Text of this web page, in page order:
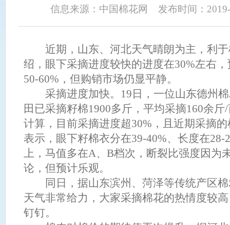
的签订标志着上海国际棉花交易中心在推进全球性纺织商品的交易
服务的影响力与公信力；中期，可与期货平台开展“期现联动&dquo;
立满足货物流、资金流、价格流三大需求的科学合理的大商商品价
决定作用；远期，可依托上海国际金融中心优势，为构建全球商品
军说，报价中心要充分依托上海国际金融中心金融要素高度聚集优
棉花交易中心平台优势，引导要素资源向实体经济集聚；要承担起
合理的定价机制的重任，形成对上海国际大宗商品定价中心战略的
易中心在期现联动与棉花保价服务方面第一家合作期货公司。公司
应市场发展趋势，希望与上海国际棉花交易中心一起充分依托报价
得到共同成长。上海纺织集团不仅在历史上经营纺织原料，而且自
的1/3总量，为贯彻集团“全国布局、海外发展&dquo;战略规划，
占线上纺织原料交易制高点。同时，组建纺织集团新疆分公司、全
幅提升高品质棉花供给能力，逐步形成完整的纺织原料产业服务生
朱勇表示，报价中心揭牌是上海纺织集团百年发展的一个重要节点
向“定价中心&dquo;的转移已成必然选择。
信息来源：中国棉花网 发布时间：
近期，山东、河北天气晴朗为主，利于
绍，眼下采摘进度较快的进度在30%左右
50-60%，但购销市场仍显平静。
采摘进度加快。19日，一位山东德州棉
田已采摘籽棉1900多斤，平均采摘160余
计算，目前采摘进度超30%，且近期采摘
表示，眼下籽棉衣分在39-40%、长度在28-
上，马值多在A、B档次，断裂比强度因为
论，但预计乐观。
同日，据山东滨州、菏泽等传统产区棉
天气非常给力，大家采摘棉花的热情度较
钉钉。